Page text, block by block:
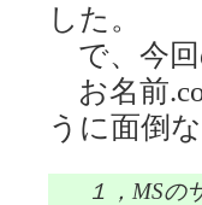
した。
で、今回
お名前
うに面倒
１，MSの